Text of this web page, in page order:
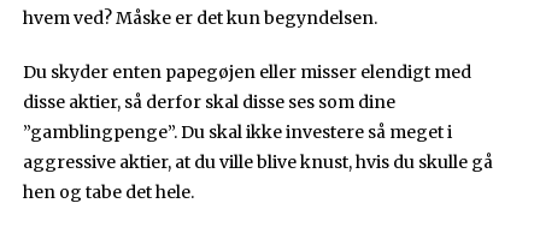
hvem ved? Måske er det kun begyndelsen.
Du skyder enten papegøjen eller misser elendigt med
disse aktier, så derfor skal disse ses som dine
”gamblingpenge”. Du skal ikke investere så meget i
aggressive aktier, at du ville blive knust, hvis du skulle gå
hen og tabe det hele.